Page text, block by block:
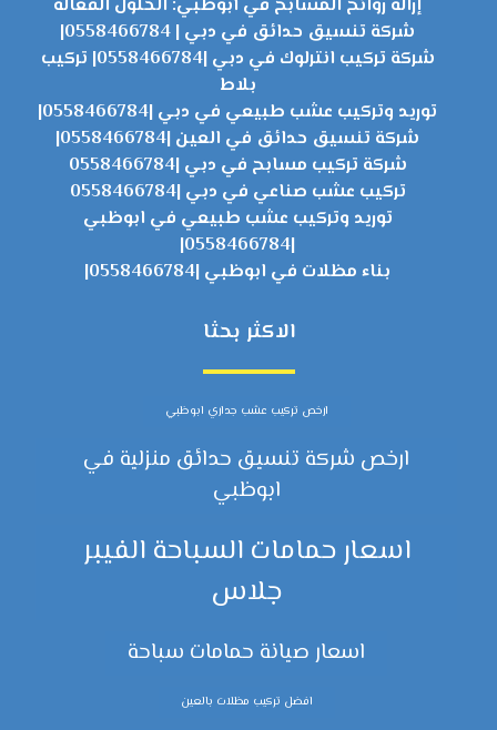
إزالة روائح المسابح في أبوظبي: الحلول الفعالة
شركة تنسيق حدائق في دبي | 0558466784|
شركة تركيب انترلوك في دبي |0558466784| تركيب
بلاط
توريد وتركيب عشب طبيعي في دبي |0558466784|
شركة تنسيق حدائق في العين |0558466784|
شركة تركيب مسابح في دبي |0558466784
تركيب عشب صناعي في دبي |0558466784
توريد وتركيب عشب طبيعي في ابوظبي
|0558466784|
بناء مظلات في ابوظبي |0558466784|
الاكثر بحثا
ارخص تركيب عشب جداري ابوظبي
ارخص شركة تنسيق حدائق منزلية في
ابوظبي
اسعار حمامات السباحة الفيبر
جلاس
اسعار صيانة حمامات سباحة
افضل تركيب مظلات بالعين